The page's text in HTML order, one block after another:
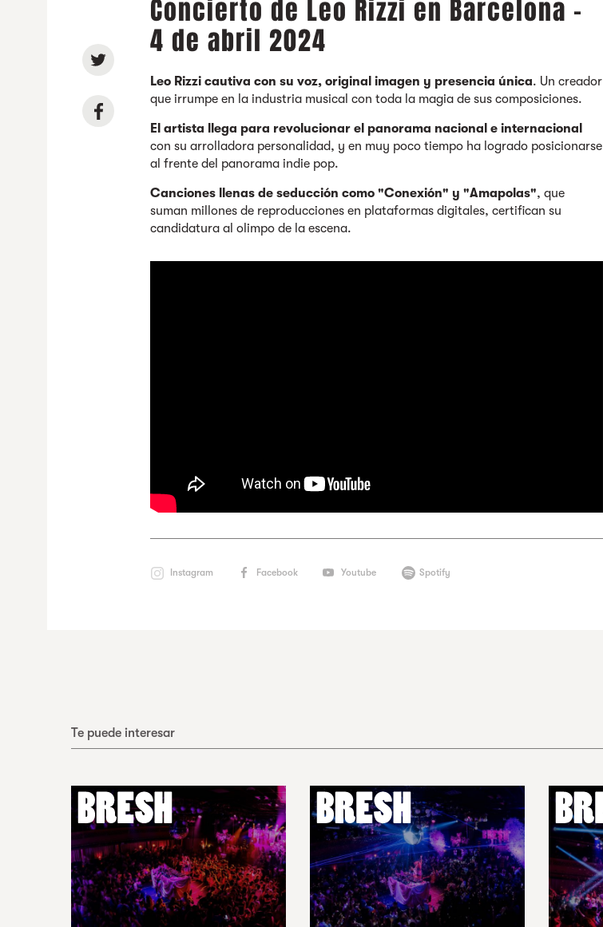
Concierto de Leo Rizzi en Barcelona -
4 de abril 2024
Leo Rizzi cautiva con su voz, original imagen y presencia única. Un creador
que irrumpe en la industria musical con toda la magia de sus composiciones.
El artista llega para revolucionar el panorama nacional e internacional
con su arrolladora personalidad, y en muy poco tiempo ha logrado posicionarse
al frente del panorama indie pop.
Canciones llenas de seducción como "Conexión" y "Amapolas", que
suman millones de reproducciones en plataformas digitales, certifican su
candidatura al olimpo de la escena.
Instagram Facebook Youtube Spotify
Te puede interesar